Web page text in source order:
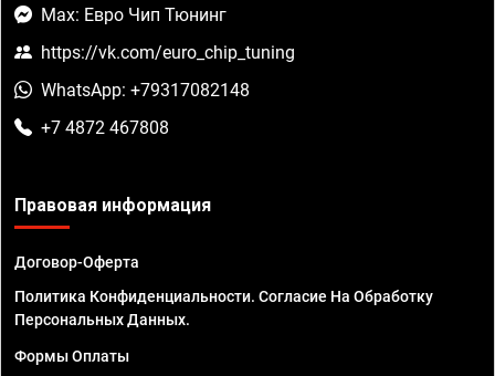
Max: Евро Чип Тюнинг
https://vk.com/euro_chip_tuning
WhatsApp: +79317082148
+7 4872 467808
Правовая информация
Договор-Оферта
Политика Конфиденциальности. Согласие На Обработку
Персональных Данных.
Формы Оплаты